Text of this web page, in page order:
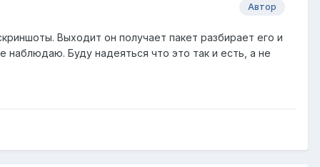
Автор
Выходит он получает пакет разбирает его и
наблюдаю. Буду надеяться что это так и есть, а не